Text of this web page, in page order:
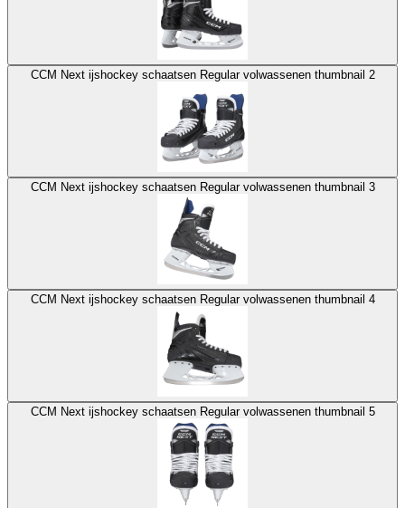
CCM Next ijshockey schaatsen Regular volwassenen thumbnail 2
CCM Next ijshockey schaatsen Regular volwassenen thumbnail 3
CCM Next ijshockey schaatsen Regular volwassenen thumbnail 4
CCM Next ijshockey schaatsen Regular volwassenen thumbnail 5